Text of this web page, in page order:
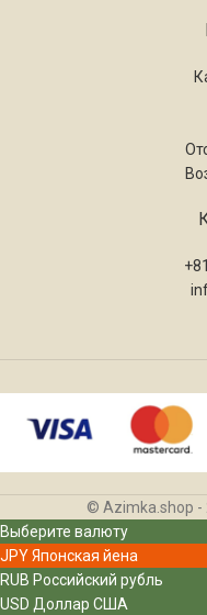
© Azimka.shop
Выберите валюту
JPYЯпонская йена
RUB Российский рубль
USD Доллар США